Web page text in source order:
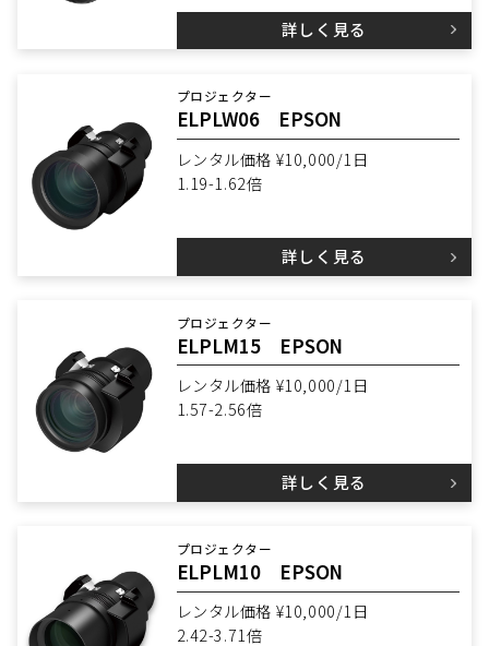
詳しく見る
プロジェクター
ELPLW06 EPSON
レンタル価格 ¥10,000/1日
1.19-1.62倍
詳しく見る
プロジェクター
ELPLM15 EPSON
レンタル価格 ¥10,000/1日
1.57-2.56倍
詳しく見る
プロジェクター
ELPLM10 EPSON
レンタル価格 ¥10,000/1日
2.42-3.71倍